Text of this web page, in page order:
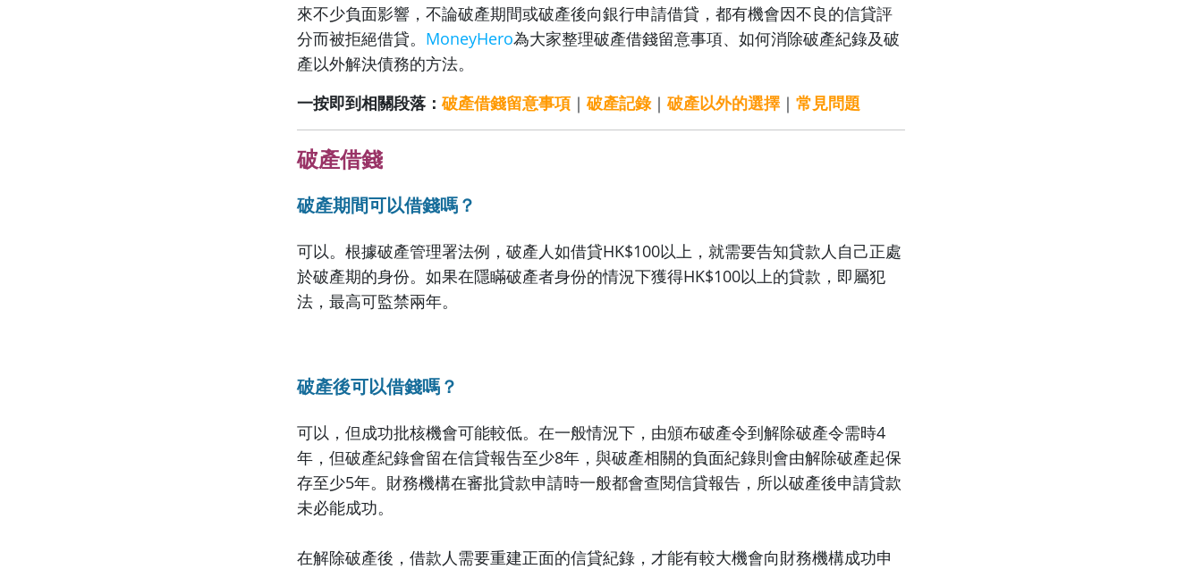
來不少負面影響，不論破產期間或破產後向銀行申請借貸，都有機會因不良的信貸評
分而被拒絕借貸。 MoneyHero為大家整理破產借錢留意事項、如何消除破產紀錄及破
產以外解決債務的方法。
一按即到相關段落：破產借錢留意事項 ｜破產記錄｜破產以外的選擇 ｜ 常見問題
破產借錢
破產期間可以借錢嗎？
可以。根據破產管理署法例，破產人如借貸HK$100以上，就需要告知貸款人自己正處
於破產期的身份。如果在隱瞞破產者身份的情況下獲得HK$100以上的貸款，即屬犯
法，最高可監禁兩年。
破產後可以借錢嗎？
可以，但成功批核機會可能較低。在一般情況下，由頒布破產令到解除破產令需時4
年，但破產紀錄會留在信貸報告至少8年，與破產相關的負面紀錄則會由解除破產起保
存至少5年。財務機構在審批貸款申請時一般都會查閱信貸報告，所以破產後申請貸款
未必能成功。
在解除破產後，借款人需要重建正面的信貸紀錄，才能有較大機會向財務機構成功申